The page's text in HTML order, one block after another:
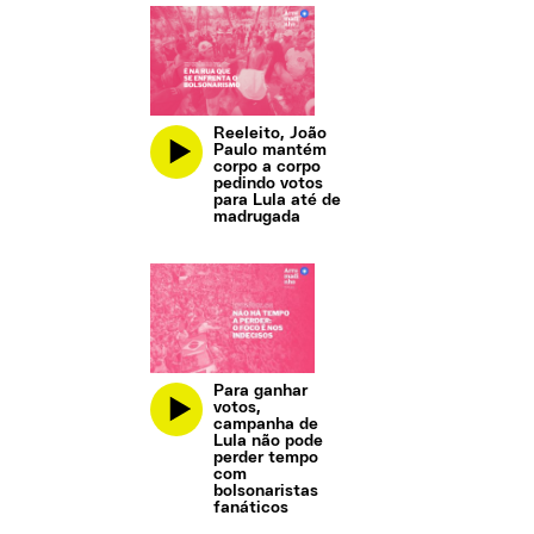
Reeleito, João
Paulo mantém
corpo a corpo
pedindo votos
para Lula até de
madrugada
Para ganhar
votos,
campanha de
Lula não pode
perder tempo
com
bolsonaristas
fanáticos